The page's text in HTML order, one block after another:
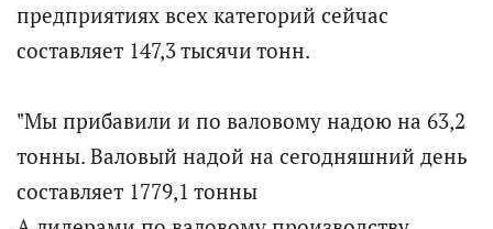
предприятиях всех категорий сейчас
составляет 147,3 тысячи тонн.
"Мы прибавили и по валовому надою на 63,2
тонны. Валовый надой на сегодняшний день
составляет 1779,1 тонны